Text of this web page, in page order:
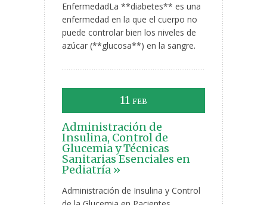
EnfermedadLa **diabetes** es una
enfermedad en la que el cuerpo no
puede controlar bien los niveles de
azúcar (**glucosa**) en la sangre.
11 FEB
Administración de
Insulina, Control de
Glucemia y Técnicas
Sanitarias Esenciales en
Pediatría »
Administración de Insulina y Control